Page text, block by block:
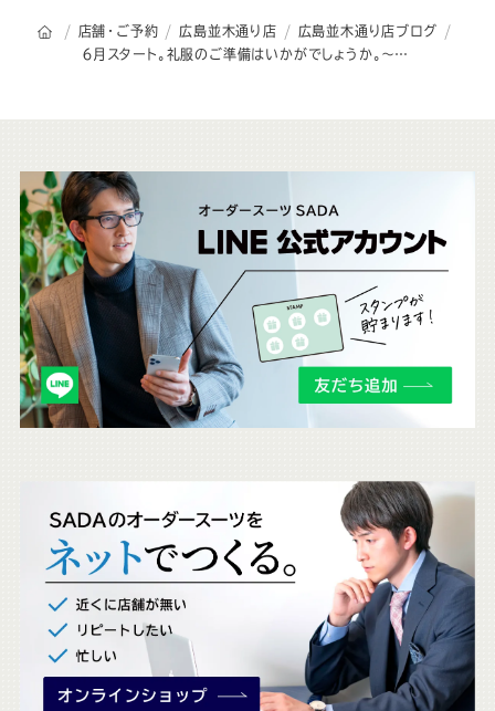
オーダースーツSADAのトップページ
店舗・ご予約 広島並木通り店
広島並木通り店ブログ
６月スタート。礼服のご準備はいかがでしょうか。～結婚式やお盆の時期に向けて早めのお仕立てが吉です～
こ
ち
ら
も
チ
ェ